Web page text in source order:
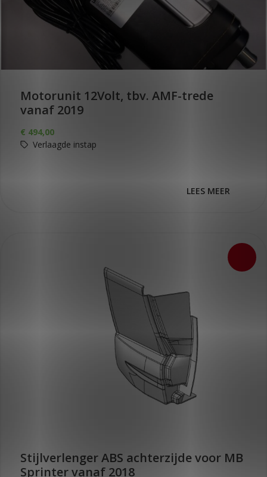
Motorunit 12Volt, tbv. AMF-trede
vanaf 2019
€ 494,00
Verlaagde instap
LEES MEER
Stijlverlenger ABS achterzijde voor MB
Sprinter vanaf 2018